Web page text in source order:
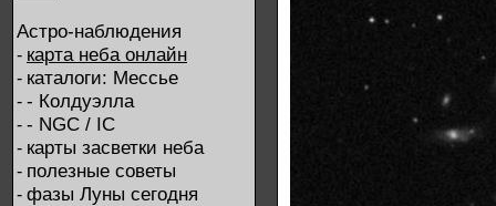
Астро-наблюдения
- карта неба онлайн
- каталоги: Мессье
- - Колдуэлла
- - NGC / IC
- карты засветки неба
- полезные советы
- фазы Луны сегодня